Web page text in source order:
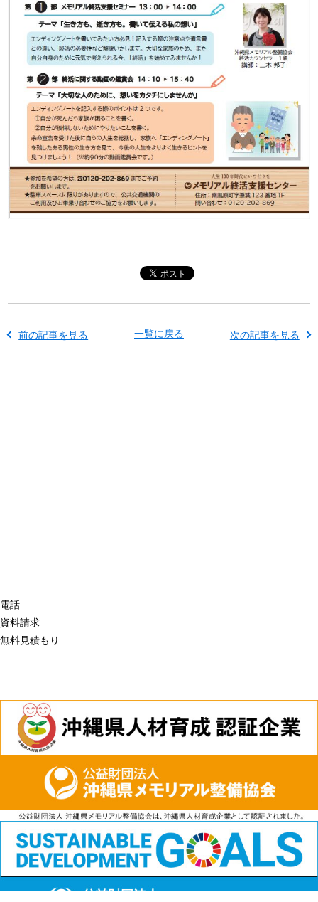
前の記事を見る 一覧に戻る 次の記事を見る
電話
資料請求
無料見積もり